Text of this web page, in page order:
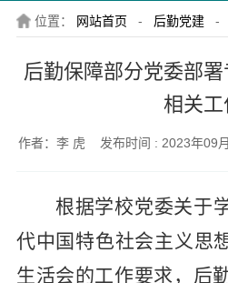
位置： 网站首页 - 后勤党建 -
后勤保障部分党委部
相关工
作者：李 虎 发布时间 : 2023年09
根据学校党委关于
代中国特色社会主义思
生活会的工作要求，后